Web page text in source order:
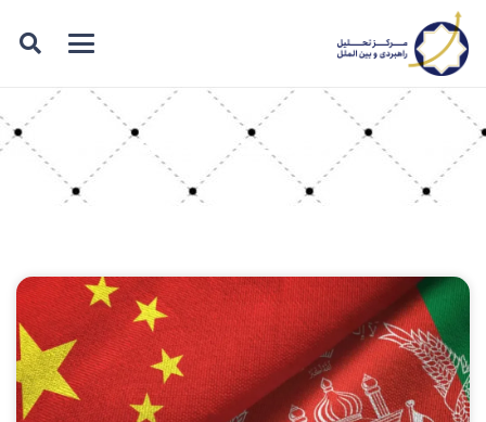
برچسب: سلسله